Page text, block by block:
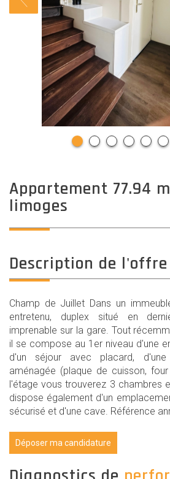
appartement 77.94 m² - 4 pièces -
limoges
description de l'offre
Champ de Juillet Dans un
entretenu, duplex situé en
imprenable sur la gare. Tout
il se compose au 1er niveau d'une
d'un séjour avec placard,
aménagée (plaque de cuisson,
l'étage vous trouverez 3 chambres
dispose également d'un
sécurisé et d'une cave. Référence
Déposer ma candidature